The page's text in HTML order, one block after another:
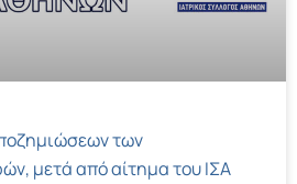
των
μετά από αίτημα του ΙΣΑ